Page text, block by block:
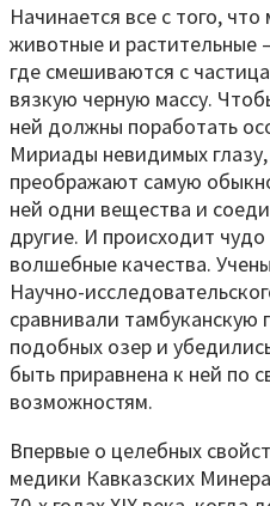
Начинается все с того,
животные и
где смешиваются с
вязкую черную массу.
ней должны поработать
Мириады невидимых
преображают самую
ней одни вещества и
другие. И происходит
волшебные качества.
Научно-
сравнивали тамбуканскую
подобных озер и
быть приравнена к ней по
возможностям.
Впервые о целебных
медики Кавказских